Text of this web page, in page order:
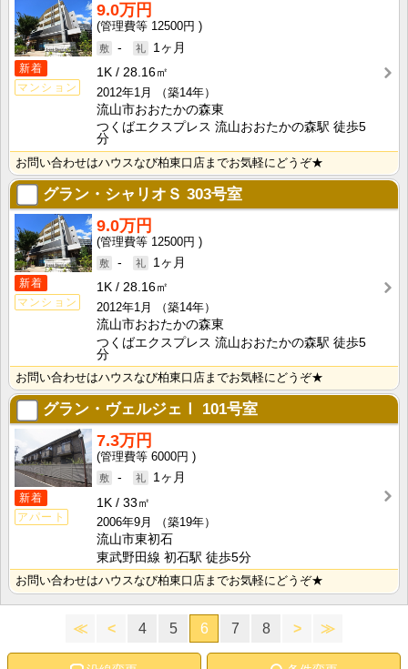
新着
マンション
9.0万円
12500円
-
1ヶ月
1K
28.16㎡
2012年1月
（築14年）
流山市おおたかの森東
つくばエクスプレス 流山おおたかの森駅 徒歩5
分
お問い合わせはハウスなび柏東口店までお気軽にどうぞ★
グラン・シャリオＳ 303号室
新着
マンション
9.0万円
12500円
-
1ヶ月
1K
28.16㎡
2012年1月
（築14年）
流山市おおたかの森東
つくばエクスプレス 流山おおたかの森駅 徒歩5
分
お問い合わせはハウスなび柏東口店までお気軽にどうぞ★
グラン・ヴェルジェⅠ 101号室
新着
アパート
7.3万円
6000円
-
1ヶ月
1K
33㎡
2006年9月
（築19年）
流山市東初石
東武野田線 初石駅 徒歩5分
お問い合わせはハウスなび柏東口店までお気軽にどうぞ★
≪ < 4 5 6 7 8 > ≫